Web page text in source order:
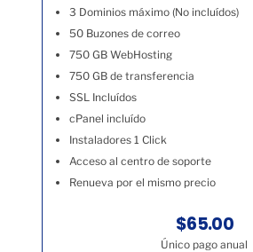
3 Dominios máximo (No incluídos)
50 Buzones de correo
750 GB WebHosting
750 GB de transferencia
SSL Incluídos
cPanel incluído
Instaladores 1 Click
Acceso al centro de soporte
Renueva por el mismo precio
$65.00
Único pago anual